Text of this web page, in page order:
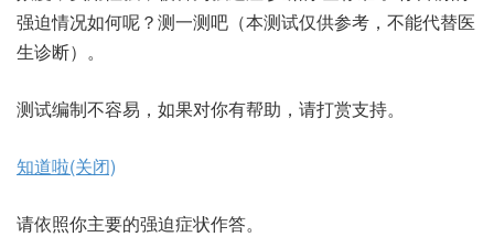
强迫情况如何呢？测一测吧（本测试仅供参考，不能代替医
生诊断）。
测试编制不容易，如果对你有帮助，请打赏支持。
知道啦(关闭)
请依照你主要的强迫症状作答。